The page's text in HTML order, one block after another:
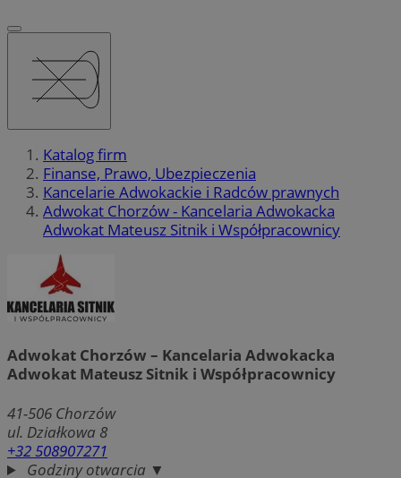
Katalog firm
Finanse, Prawo, Ubezpieczenia
Kancelarie Adwokackie i Radców prawnych
Adwokat Chorzów - Kancelaria Adwokacka
Adwokat Mateusz Sitnik i Współpracownicy
Adwokat Chorzów – Kancelaria Adwokacka
Adwokat Mateusz Sitnik i Współpracownicy
41-506 Chorzów
ul. Działkowa 8
+32 508907271
Godziny otwarcia ▼